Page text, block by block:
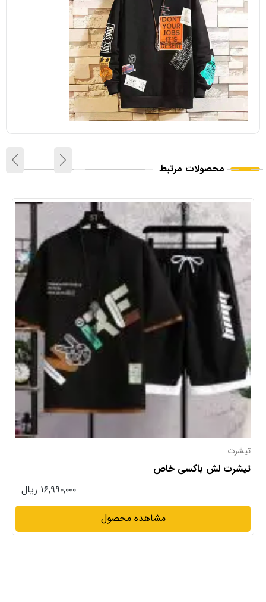
محصولات مرتبط
تیشرت
تیشرت لش باکسی خاص
۱۶,۹۹۰,۰۰۰ ریال
مشاهده محصول